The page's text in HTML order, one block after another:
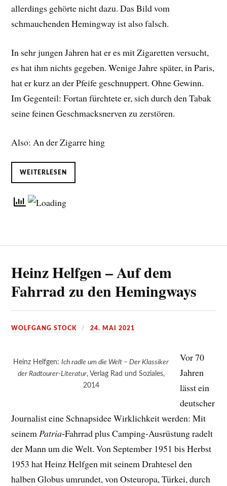
allerdings gehörte nicht dazu. Das Bild vom
schmauchenden Hemingway ist also falsch.
In sehr jungen Jahren hat er es mit Zigaretten versucht,
es hat ihm nichts gegeben. Wenige Jahre später, in Paris,
hat er kurz an der Pfeife geschnuppert. Ohne Gewinn.
Im Gegenteil: Fortan fürchtete er, sich durch den Tabak
seine feinen Geschmacksnerven zu zerstören.
Also: An der Zigarre hing
WEITERLESEN
Heinz Helfgen – Auf dem
Fahrrad zu den Hemingways
WOLFGANG STOCK 24. MAI 2021
Heinz Helfgen:Ich radle um die Welt – Der Klassiker
der Radtourer-Literatur, Verlag Rad und Soziales,
2014
Vor 70
Jahren
lässt ein
deutscher
Journalist eine Schnapsidee Wirklichkeit werden: Mit
seinemPatria-Fahrrad plus Camping-Ausrüstung radelt
der Mann um die Welt. Von September 1951 bis Herbst
1953 hat Heinz Helfgen mit seinem Drahtesel den
halben Globus umrundet, von Osteuropa, Türkei, durch